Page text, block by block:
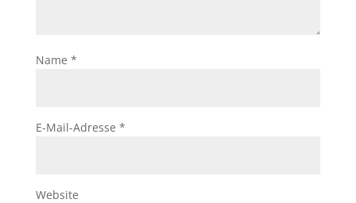
Name *
E-Mail-Adresse *
Website